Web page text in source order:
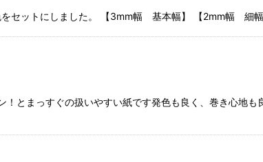
をセットにしました。 【3mm幅 基本幅】 【2mm幅 細
まっすぐの扱いやすい紙です発色も良く、巻き心地も